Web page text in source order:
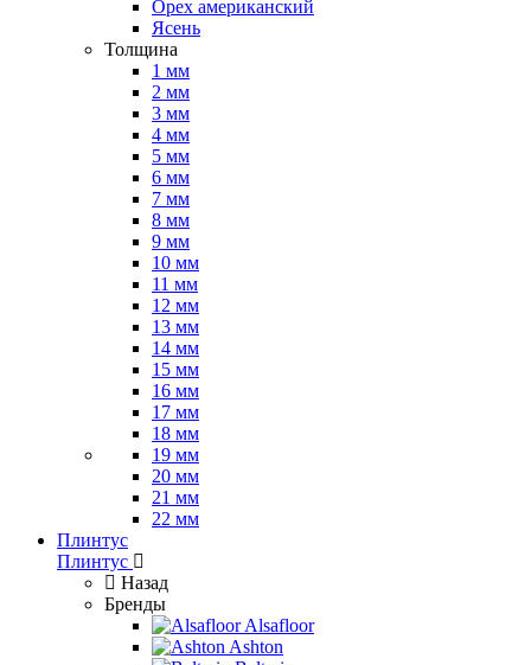
Орех американский
Ясень
Толщина
1 мм
2 мм
3 мм
4 мм
5 мм
6 мм
7 мм
8 мм
9 мм
10 мм
11 мм
12 мм
13 мм
14 мм
15 мм
16 мм
17 мм
18 мм
19 мм
20 мм
21 мм
22 мм
Плинтус
Плинтус
Назад
Бренды
Alsafloor
Ashton